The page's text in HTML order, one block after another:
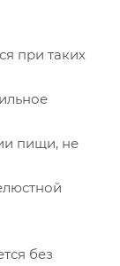
при таких
пищи, не
без